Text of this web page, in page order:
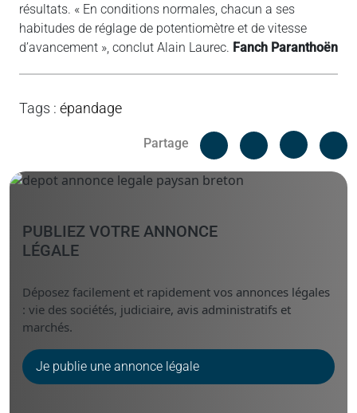
résultats. « En conditions normales, chacun a ses
habitudes de réglage de potentiomètre et de vitesse
d’avancement », conclut Alain Laurec. Fanch Paranthoën
Tags : épandage
Partage
Facebook
Linked
PUBLIEZ VOTRE ANNONCE
LÉGALE
Déposez facilement et rapidement vos annonces légales
: vie des sociétés, judiciaire, avis administratifs et
marchés.
Je publie une annonce légale